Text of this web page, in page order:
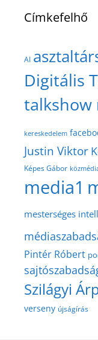
Címkefelhő
AI
Digitális
talkshow
kereskedelem
Justin Viktor
Képes Gábor
media1
mesterséges
Pintér Róbert
Szilágyi
verseny újságírás